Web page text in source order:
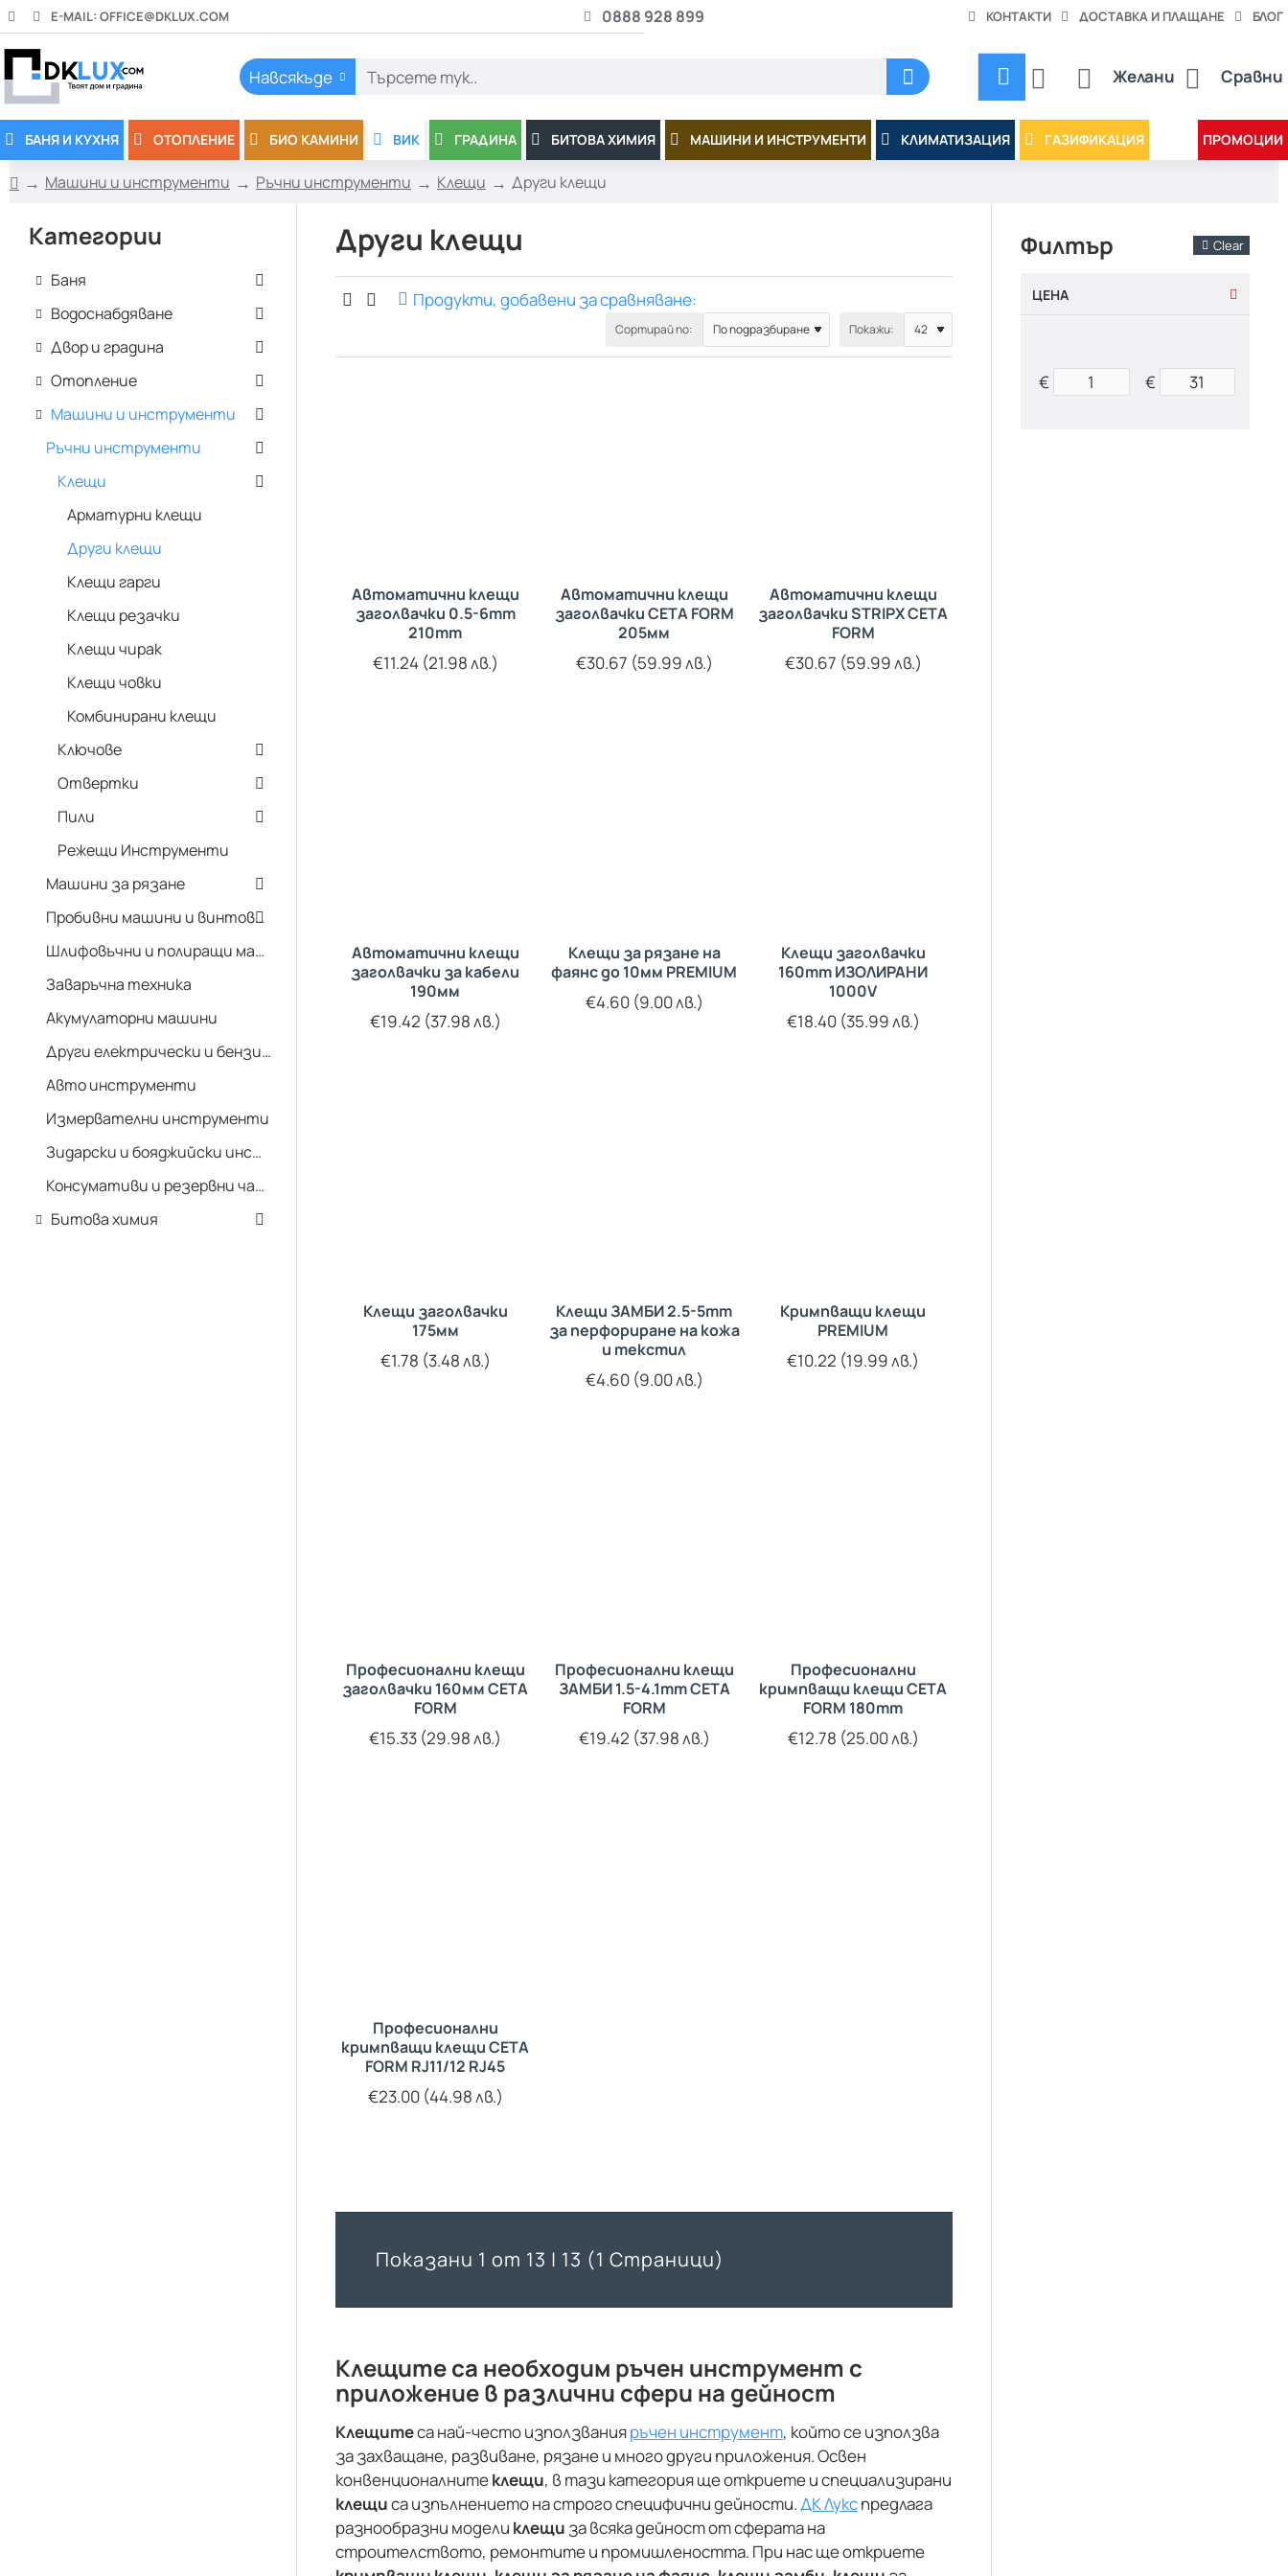
E-MAIL: OFFICE@DKLUX.COM 0888 928 899 КОНТАКТИ ДОСТАВКА И ПЛАЩАНЕ БЛОГ
Навсякъде
Търсете
Желани Сравни
БАНЯ И КУХНЯ ОТОПЛЕНИЕ БИО КАМИНИ ВИК ГРАДИНА БИТОВА ХИМИЯ МАШИНИ И ИНСТРУМЕНТИ КЛИМАТИЗАЦИЯ ГАЗИФИКАЦИЯ ПРОМОЦИИ
Машини и инструменти Ръчни инструменти Клещи Други клещи
Категории
Баня
Водоснабдяване
Двор и градина
Отопление
Машини и инструменти
Ръчни инструменти
Клещи
Арматурни клещи
Други клещи
Клещи гарги
Клещи резачки
Клещи чирак
Клещи човки
Комбинирани клещи
Ключове
Отвертки
Пили
Режещи Инструменти
Машини за рязане
Пробивни машини и винтоверти
Шлифовъчни и полиращи машини
Заваръчна техника
Акумулаторни машини
Други електрически и бензинови машини
Авто инструменти
Измервателни инструменти
Зидарски и бояджийски инструменти
Консумативи и резервни части
Битова химия
Други клещи
Клещите са необходим ръчен инструмент с
приложение в различни сфери на дейност
Клещитеса най-често използванияръчен инструмент, който се използва
за захващане, развиване, рязане и много други приложения. Освен
конвенционалнитеклещи, в тази категория ще откриете и специализирани
клещиса изпълнението на строго специфични дейности.ДК Лукспредлага
разнообразни модели клещи за всяка дейност от сферата на
строителството, ремонтите и промишлеността. При нас ще откриете
Продукти, добавени за сравняване:
Сортирай по: Покажи:
Автоматични клещи
заголвачки 0.5-6mm
210mm
€11.24 (21.98 лв.)
Автоматични клещи
заголвачки CETA FORM
205мм
€30.67 (59.99 лв.)
Автоматични клещи
заголвачки STRIPX CETA
FORM
€30.67 (59.99 лв.)
Автоматични клещи
заголвачки за кабели
190мм
€19.42 (37.98 лв.)
Клещи за рязане на
фаянс до 10мм PREMIUM
€4.60 (9.00 лв.)
Клещи заголвачки
160mm ИЗОЛИРАНИ
1000V
€18.40 (35.99 лв.)
Клещи заголвачки
175мм
€1.78 (3.48 лв.)
Клещи ЗАМБИ 2.5-5mm
за перфориране на кожа
и текстил
€4.60 (9.00 лв.)
Кримпващи клещи
PREMIUM
€10.22 (19.99 лв.)
Професионални клещи
заголвачки 160мм CETA
FORM
€15.33 (29.98 лв.)
Професионални клещи
ЗАМБИ 1.5-4.1mm CETA
FORM
€19.42 (37.98 лв.)
Професионални
кримпващи клещи CETA
FORM 180mm
€12.78 (25.00 лв.)
Професионални
кримпващи клещи CETA
FORM RJ11/12 RJ45
€23.00 (44.98 лв.)
Показани 1 от 13 | 13 (1 Страници)
Филтър Clear
ЦЕНА
€ €